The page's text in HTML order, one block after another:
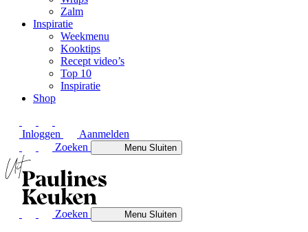
Zalm
Inspiratie
Weekmenu
Kooktips
Recept video’s
Top 10
Inspiratie
Shop
Inloggen
Aanmelden
Zoeken
MenuSluiten
Zoeken MenuSluiten